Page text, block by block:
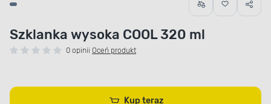
Szklanka wysoka COOL 320 ml
0 opinii Oceń produkt
Kup teraz